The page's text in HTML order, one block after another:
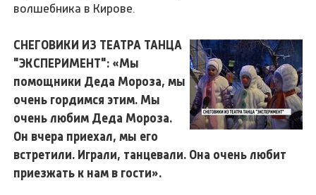
волшебника в Кирове.
СНЕГОВИКИ ИЗ ТЕАТРА ТАНЦА
"ЭКСПЕРИМЕНТ": «Мы
помощники Деда Мороза, мы
очень гордимся этим. Мы
очень любим Деда Мороза.
Он вчера приехал, мы его
встретили. Играли, танцевали. Она очень любит
приезжать к нам в гости».